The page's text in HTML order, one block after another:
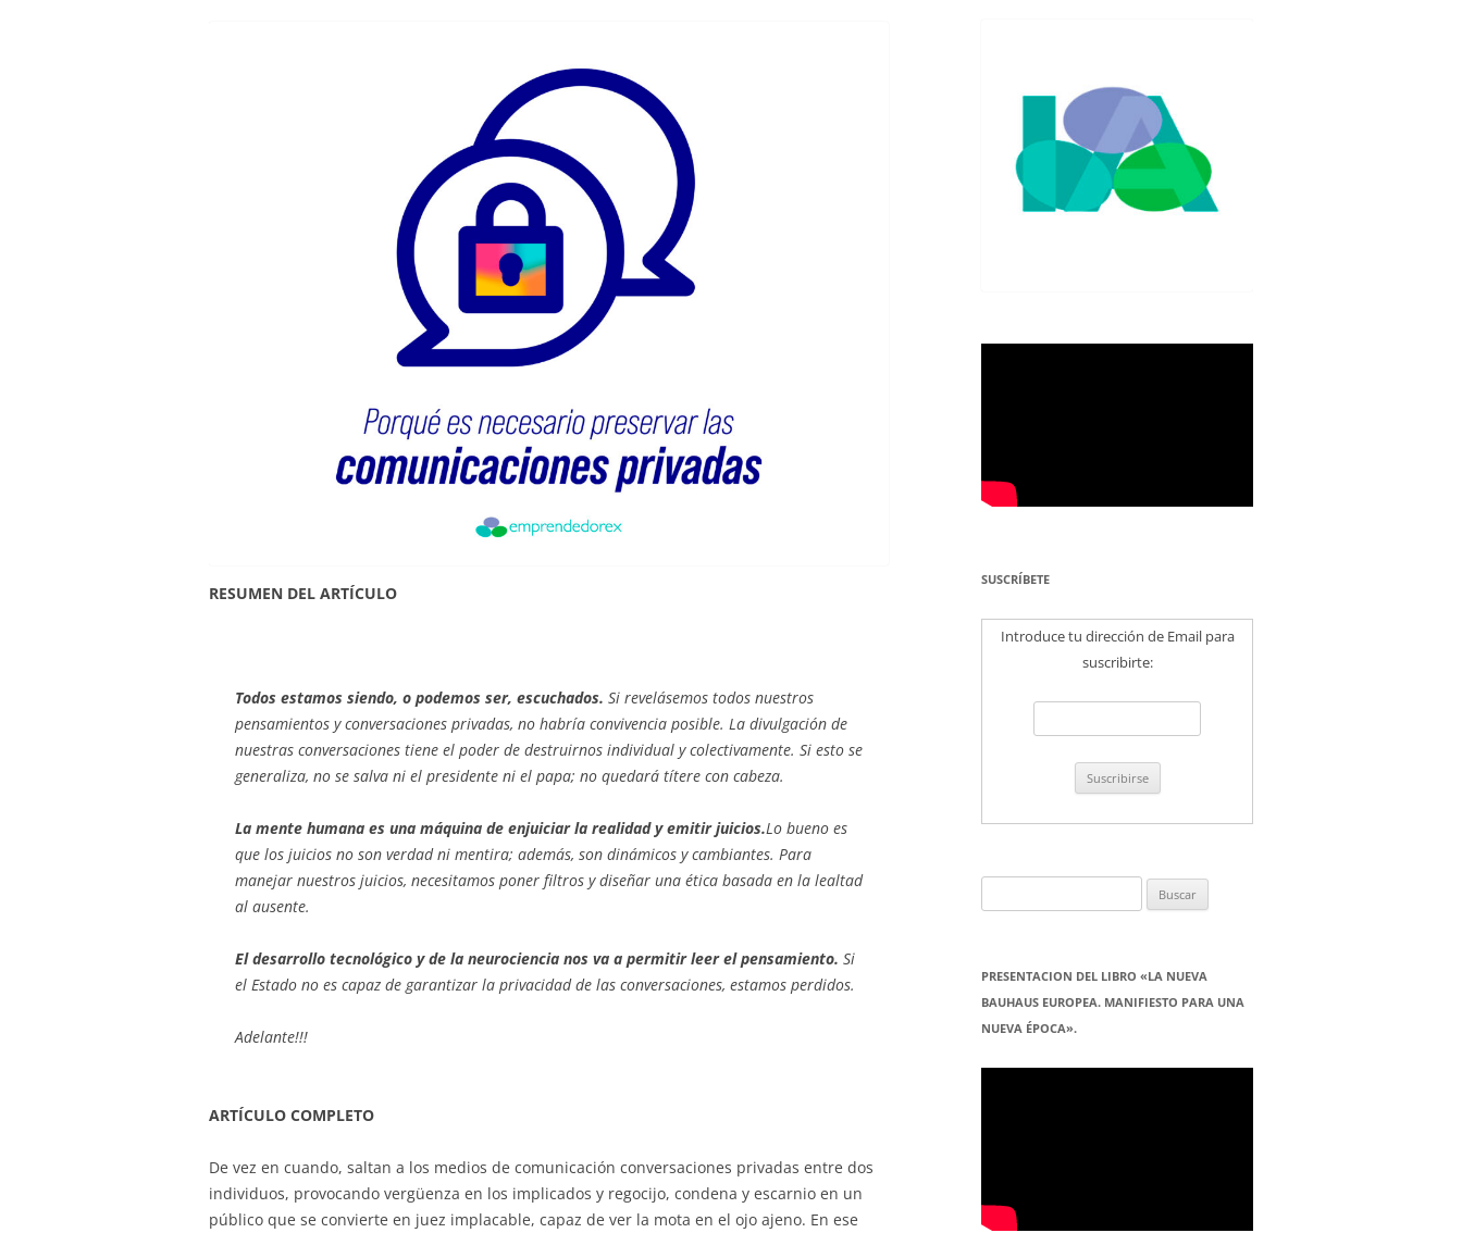
NUEVOS EMPRENDEDORES EN TU
GESTIÓN DEL CONOCIMIENTO EN
RESUMEN DEL ARTÍCULO
Todos estamos siendo, o podemos ser, escuchados. Si revelásemos todos nuestros
pensamientos y conversaciones privadas, no habría convivencia posible. La divulgación de
nuestras conversaciones tiene el poder de destruirnos individual y colectivamente. Si esto se
generaliza, no se salva ni el presidente ni el papa; no quedará títere con cabeza.
La mente humana es una máquina de enjuiciar la realidad y emitir juicios.Lo bueno es
que los juicios no son verdad ni mentira; además, son dinámicos y cambiantes. Para
manejar nuestros juicios, necesitamos poner filtros y diseñar una ética basada en la lealtad
al ausente.
El desarrollo tecnológico y de la neurociencia nos va a permitir leer el pensamiento. Si
el Estado no es capaz de garantizar la privacidad de las conversaciones, estamos perdidos.
Adelante!!!
ARTÍCULO COMPLETO
De vez en cuando, saltan a los medios de comunicación conversaciones privadas entre dos
individuos, provocando vergüenza en los implicados y regocijo, condena y escarnio en un
público que se convierte en juez implacable, capaz de ver la mota en el ojo ajeno. En ese
SUSCRÍBETE
Introduce tu dirección de Email para
suscribirte:
PRESENTACION DEL LIBRO «LA NUEVA
BAUHAUS EUROPEA. MANIFIESTO PARA UNA
NUEVA ÉPOCA».